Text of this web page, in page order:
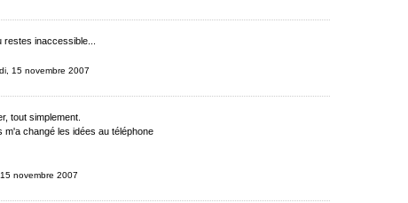
inaccessible...
15 novembre 2007
tout simplement.
m'a changé les idées au téléphone
novembre 2007